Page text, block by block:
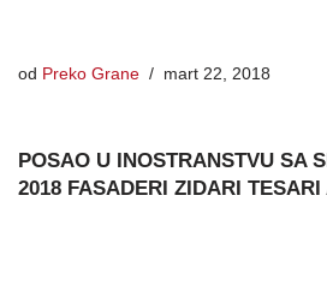
od Preko Grane mart 22, 2018
POSAO U INOSTRANSTVU SA
2018 FASADERI ZIDARI TESARI